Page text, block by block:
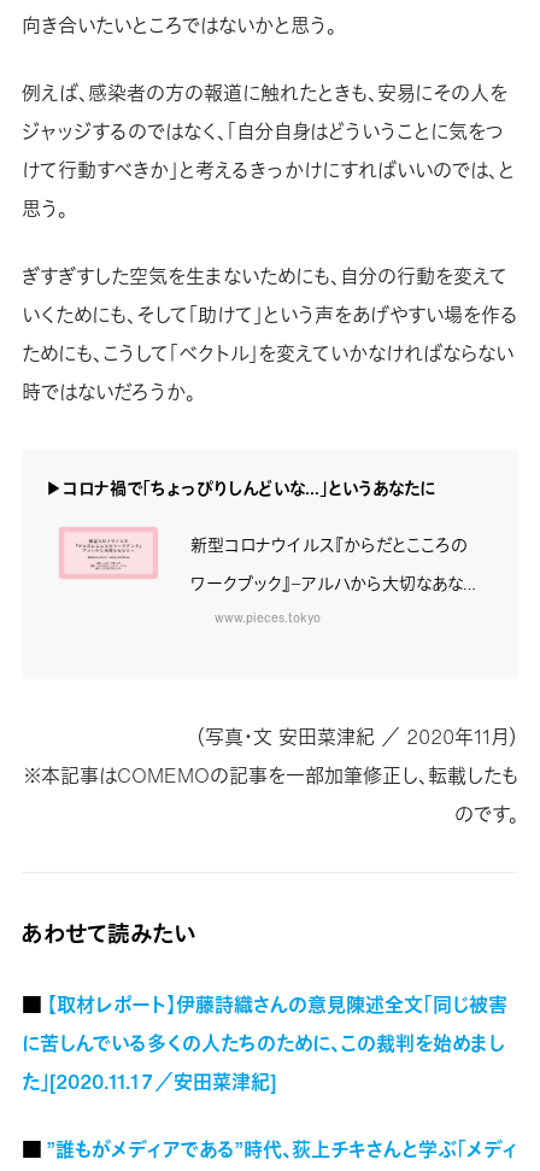
向き合いたいところではないかと思う。
例えば、感染者の方の報道に触れたときも、安易にその人を
ジャッジするのではなく、「自分自身はどういうことに気をつ
けて行動すべきか」と考えるきっかけにすればいいのでは、と
思う。
ぎすぎすした空気を生まないためにも、自分の行動を変えて
いくためにも、そして「助けて」という声をあげやすい場を作る
ためにも、こうして「ベクトル」を変えていかなければならない
時ではないだろうか。
▶コロナ禍で「ちょっぴりしんどいな…」というあなたに
新型コロナウイルス『からだとこころの
ワークブック』−アルハから大切なあなた
へ− — 認定NPO法人PIECES（ピーシー
www.pieces.tokyo
（写真・文 安田菜津紀 ／ 2020年11月）
※本記事はCOMEMOの記事を一部加筆修正し、転載したも
のです。
あわせて読みたい
■ 【取材レポート】伊藤詩織さんの意見陳述全文「同じ被害
に苦しんでいる多くの人たちのために、この裁判を始めまし
た」[2020.11.1７／安田菜津紀]
■ ”誰もがメディアである”時代、荻上チキさんと学ぶ「メディ